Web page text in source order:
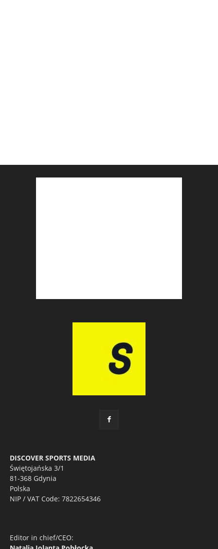
DISCOVER SPORTS MEDIA
Świętojańska 3/1
81-368 Gdynia
Polska
NIP / VAT Code: 7822654346
Editor in chief/CEO: